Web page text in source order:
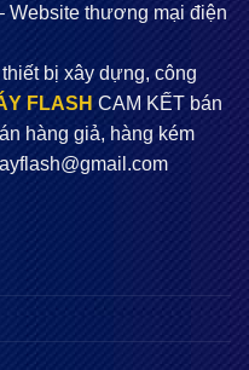
Website thương mại điện
bị xây dựng, công
FLASH CAM KẾT bán
hàng giả, hàng kém